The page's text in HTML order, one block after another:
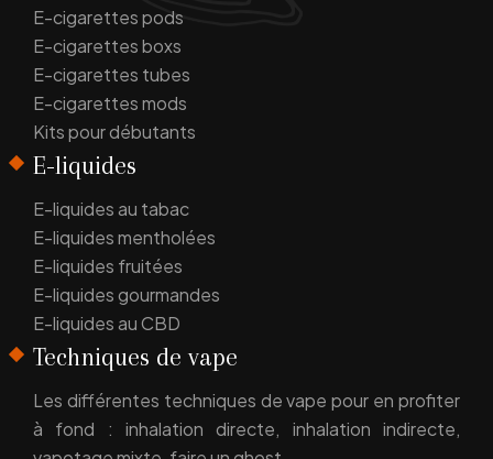
E-cigarettes pods
E-cigarettes boxs
E-cigarettes tubes
E-cigarettes mods
Kits pour débutants
E-liquides
E-liquides au tabac
E-liquides mentholées
E-liquides fruitées
E-liquides gourmandes
E-liquides au CBD
Techniques de vape
Les différentes techniques de vape pour en profiter
à fond : inhalation directe, inhalation indirecte,